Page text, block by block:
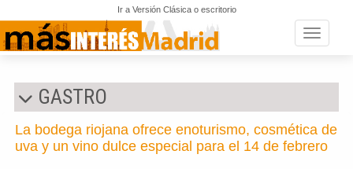
Ir a Versión Clásica o escritorio
Toggle
GASTRO
La bodega riojana ofrece enoturismo, cosmética de
uva y un vino dulce especial para el 14 de febrero